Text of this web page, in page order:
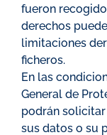
fueron
derechos
limitaciones
ficheros.
En las
General de
podrán
sus datos o su